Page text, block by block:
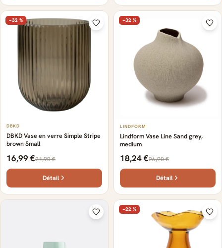
−32 %
DBKD
DBKD Vase en verre Simple Stripe
brown Small
16,99 €24,90 €
Détail
−32 %
LINDFORM
Lindform Vase Line Sand grey,
medium
18,24 €26,90 €
Détail
−22 %